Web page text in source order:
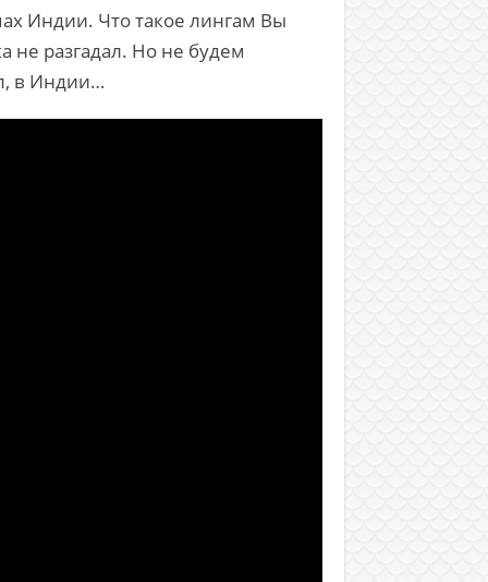
Индии. Что такое лингам Вы
не разгадал. Но не будем
в Индии…